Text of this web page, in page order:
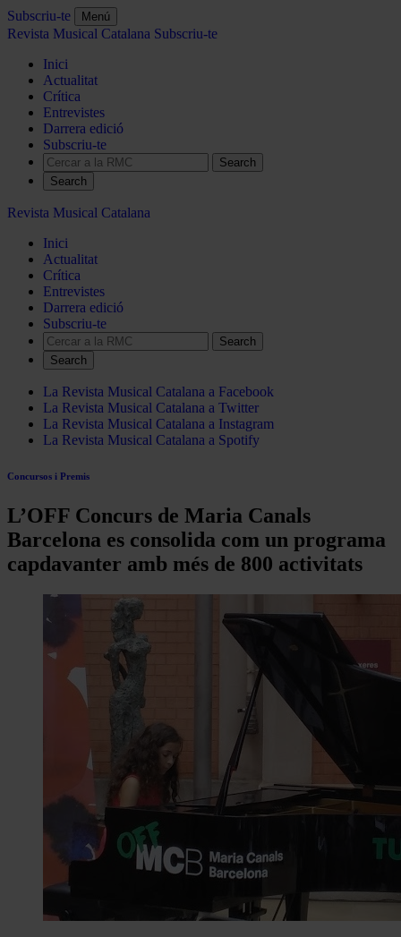
Subscriu-te Menú
Revista Musical Catalana Subscriu-te
Inici
Actualitat
Crítica
Entrevistes
Darrera edició
Subscriu-te
Search
Revista Musical Catalana
Inici
Actualitat
Crítica
Entrevistes
Darrera edició
Subscriu-te
Search
La Revista Musical Catalana a Facebook
La Revista Musical Catalana a Twitter
La Revista Musical Catalana a Instagram
La Revista Musical Catalana a Spotify
Concursos i Premis
L’OFF Concurs de Maria Canals
Barcelona es consolida com un programa
capdavanter amb més de 800 activitats